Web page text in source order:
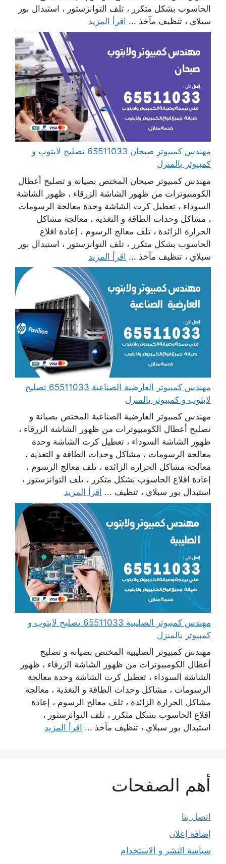
الحاسوب بشكل متكرر ، تلف التوانزستور ، استبدال بور
سبلاي ، تنظيف مآخذ ... اقرأ المزيد
مهندس كمبيوتر صبحان 65511033 تصليح لابتوب و
كمبيوتر بالمنزل
مهندس كمبيوتر صبحان المختص بصيانة و تصليح أعطال
الكومبيوترات من ظهور الشاشة الزرقاء ، ظهور الشاشة
السوداء ، تعطيل كرت الشاشة وحدة معالجة الرسومات
، مشاكل وحدات الطاقة و التغذية ، معالجة مشاكل
الحرارة الزائدة ، تلف معالج الرسوم ، إعادة اقلاع
الحاسوب بشكل متكرر ، تلف التوانزستور ، استبدال بور
سبلاي ، تنظيف مآخذ ... اقرأ المزيد
مهندس كمبيوتر العارضية الصناعية 65511033 تصليح
لابتوب و كمبيوتر بالمنزل
مهندس كمبيوتر العارضية الصناعية المختص بصيانة و
تصليح أعطال الكومبيوترات من ظهور الشاشة الزرقاء ،
ظهور الشاشة السوداء ، تعطيل كرت الشاشة وحدة
معالجة الرسومات ، مشاكل وحدات الطاقة و التغذية ،
معالجة مشاكل الحرارة الزائدة ، تلف معالج الرسوم ،
إعادة اقلاع الحاسوب بشكل متكرر ، تلف التوانزستور ،
استبدال بور سبلاي ، تنظيف ... اقرأ المزيد
مهندس كمبيوتر الصليبية 65511033 تصليح لابتوب و
كمبيوتر بالمنزل
مهندس كمبيوتر الصليبية المختص بصيانة و تصليح
أعطال الكومبيوترات من ظهور الشاشة الزرقاء ، ظهور
الشاشة السوداء ، تعطيل كرت الشاشة وحدة معالجة
الرسومات ، مشاكل وحدات الطاقة و التغذية ، معالجة
مشاكل الحرارة الزائدة ، تلف معالج الرسوم ، إعادة
اقلاع الحاسوب بشكل متكرر ، تلف التوانزستور ،
استبدال بور سبلاي ، تنظيف مآخذ ... اقرأ المزيد
أهم الصفحات
اتصل بنا
إضافة إعلان
سياسة النشر و الاستخدام